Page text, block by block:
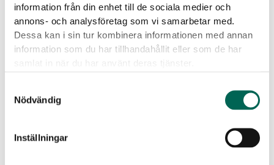
information från din enhet till de sociala medier och
annons- och analysföretag som vi samarbetar med.
Dessa kan i sin tur kombinera informationen med annan
information som du har tillhandahållit eller som de har
samlat in när du har använt deras tjänster.
Nödvändig
Inställningar
Menge
Herunterladbare Dateien